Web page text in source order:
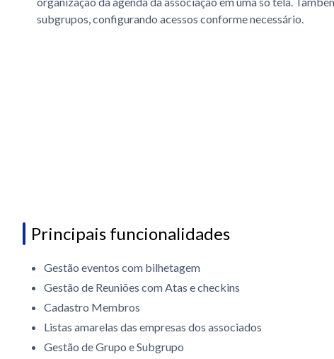
subgrupos, configurando acessos conforme necessário.
Principais funcionalidades
Gestão eventos com bilhetagem
Gestão de Reuniões com Atas e checkins
Cadastro Membros
Listas amarelas das empresas dos associados
Gestão de Grupo e Subgrupo